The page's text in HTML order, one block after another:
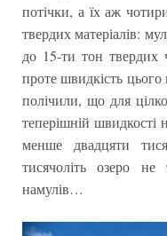
потічки, а їх аж
твердих матеріалів:
до 15-ти тон твердих
проте швидкість
полічили, що для
теперішній швидкості
менше двадцяти
тисячоліть озеро
намулів…